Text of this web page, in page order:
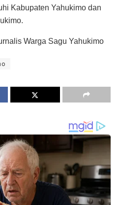
Kabupaten Yahukimo dan
Warga Sagu Yahukimo